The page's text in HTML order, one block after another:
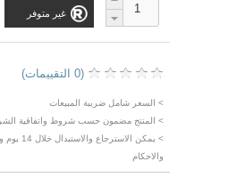
غير متوفر
(0 التقييمات)
> السعر شامل ضريبة المبيعات
> المنتج مضمون حسب شروط واتفاقية
> يمكن
والاحكام